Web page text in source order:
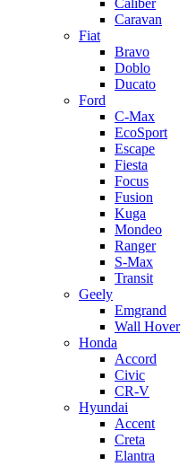
Caliber
Caravan
Fiat
Bravo
Doblo
Ducato
Ford
C-Max
EcoSport
Escape
Fiesta
Focus
Fusion
Kuga
Mondeo
Ranger
S-Max
Transit
Geely
Emgrand
Wall Hover
Honda
Accord
Civic
CR-V
Hyundai
Accent
Creta
Elantra